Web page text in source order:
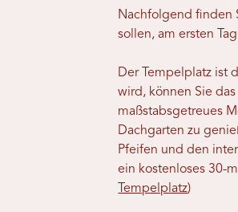
Nachfolgend finden
sollen, am ersten
Der Tempelplatz ist
wird, können Sie
maßstabsgetreues
Dachgarten zu
Pfeifen und den
ein kostenloses 30-
Tempelplatz)